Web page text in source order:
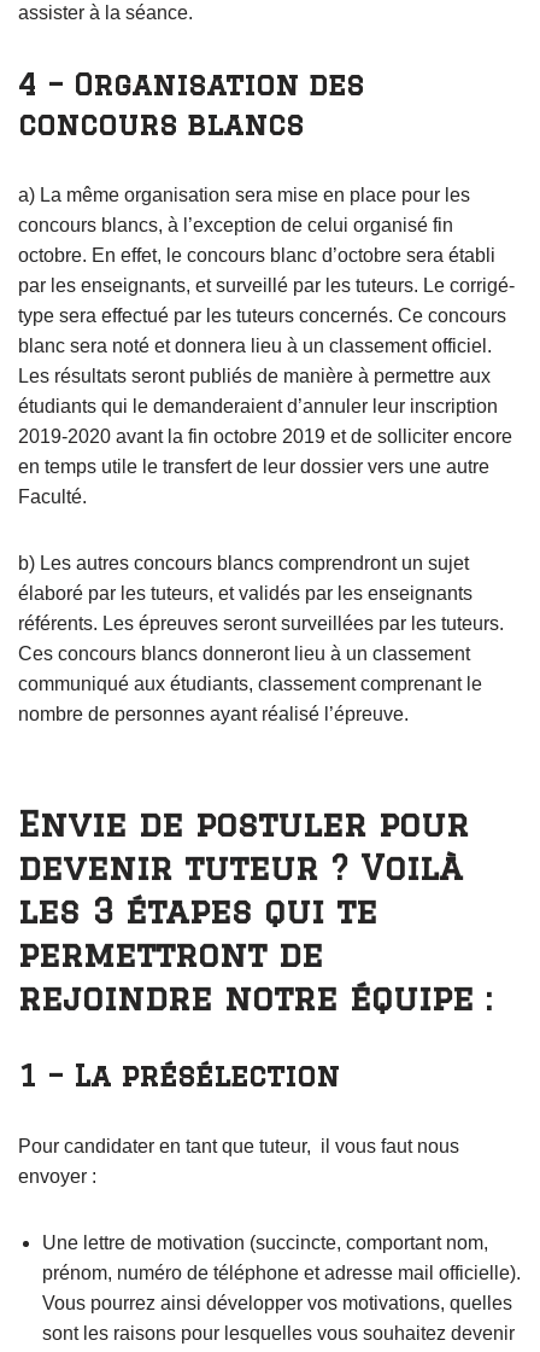
assister à la séance.
4 – Organisation des
concours blancs
a) La même organisation sera mise en place pour les
concours blancs, à l’exception de celui organisé fin
octobre. En effet, le concours blanc d’octobre sera établi
par les enseignants, et surveillé par les tuteurs. Le corrigé-
type sera effectué par les tuteurs concernés. Ce concours
blanc sera noté et donnera lieu à un classement officiel.
Les résultats seront publiés de manière à permettre aux
étudiants qui le demanderaient d’annuler leur inscription
2019-2020 avant la fin octobre 2019 et de solliciter encore
en temps utile le transfert de leur dossier vers une autre
Faculté.
b) Les autres concours blancs comprendront un sujet
élaboré par les tuteurs, et validés par les enseignants
référents. Les épreuves seront surveillées par les tuteurs.
Ces concours blancs donneront lieu à un classement
communiqué aux étudiants, classement comprenant le
nombre de personnes ayant réalisé l’épreuve.
Envie de postuler pour
devenir tuteur ? Voilà
les 3 étapes qui te
permettront de
rejoindre notre équipe :
1 – La présélection
Pour candidater en tant que tuteur, il vous faut nous
envoyer :
Une lettre de motivation (succincte, comportant nom,
prénom, numéro de téléphone et adresse mail officielle).
Vous pourrez ainsi développer vos motivations, quelles
sont les raisons pour lesquelles vous souhaitez devenir